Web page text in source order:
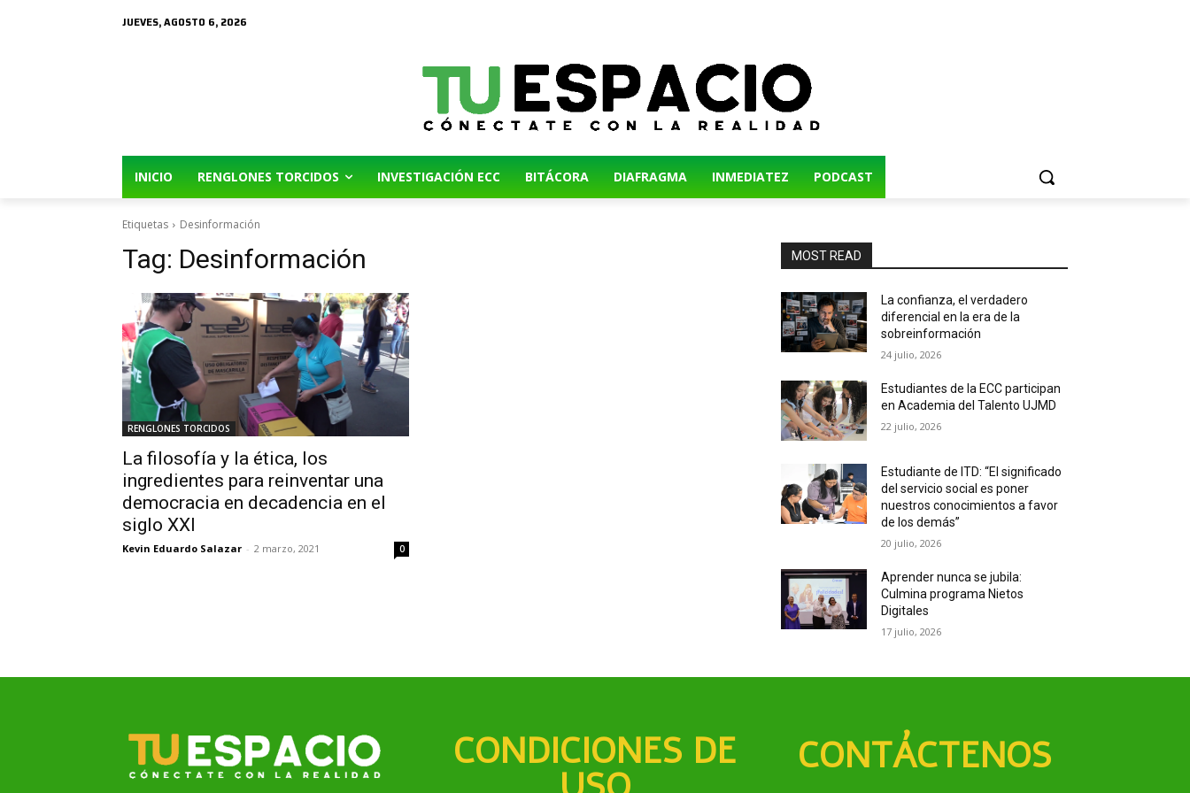
JUEVES, AGOSTO 6, 2026
INICIO RENGLONES TORCIDOS INVESTIGACIÓN ECC BITÁCORA DIAFRAGMA INMEDIATEZ PODCAST
Etiquetas Desinformación
Tag: Desinformación
RENGLONES TORCIDOS
La filosofía y la ética, los
ingredientes para reinventar una
democracia en decadencia en el
siglo XXI
Kevin Eduardo Salazar - 2 marzo, 2021 0
MOST READ
La confianza, el verdadero
diferencial en la era de la
sobreinformación
24 julio, 2026
Estudiantes de la ECC participan
en Academia del Talento UJMD
22 julio, 2026
Estudiante de ITD: “El significado
del servicio social es poner
nuestros conocimientos a favor
de los demás”
20 julio, 2026
Aprender nunca se jubila:
Culmina programa Nietos
Digitales
17 julio, 2026
CONDICIONES DE CONTÁCTENOS